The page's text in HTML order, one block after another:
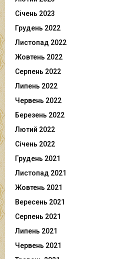
Січень 2023
Грудень 2022
Листопад 2022
Жовтень 2022
Серпень 2022
Липень 2022
Червень 2022
Березень 2022
Лютий 2022
Січень 2022
Грудень 2021
Листопад 2021
Жовтень 2021
Вересень 2021
Серпень 2021
Липень 2021
Червень 2021